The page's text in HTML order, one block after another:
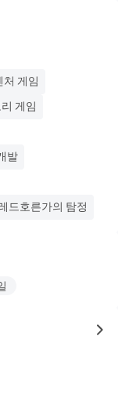
CRIME은 어두
멋진 탐정 게임
클래식 게임
력적인 스토리
원하시나요?
VULCAN에서
의 저주에 빠지
게임
게임
발
드호른가의 탐정
to